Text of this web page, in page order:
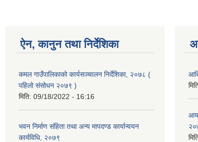
ऐन, कानुन तथा निर्देशिका
कमल गाउँपालिकाको कार्यसञ्‍चालन निर्देशिका, २०७८ (
पहिलो संसोधन २०७९ )
मिति: 09/18/2022 - 16:16
भवन निर्माण संहिता तथा अन्य मापदण्ड कार्यान्वयन
कार्यविधि, २०७९
आय